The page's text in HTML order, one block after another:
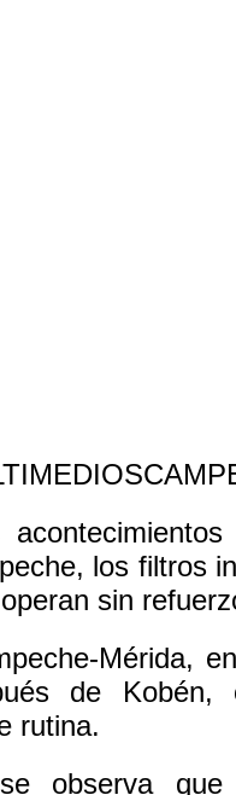
los filtros
sin
Mérida,
de Kobén,
rutina.
observa